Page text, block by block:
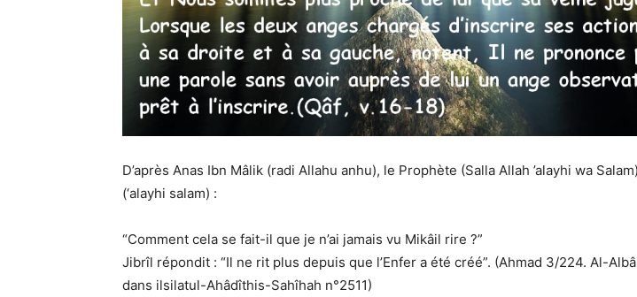
D’après Anas Ibn Mâlik (radi Allahu anhu), le Prophète (Salla Allah ’alayhi wa
(‘alayhi salam) :
“Comment cela se fait-il que je n’ai jamais vu Mikâil rire ?”
Jibrîl répondit : “Il ne rit plus depuis que l’Enfer a été créé”. (Ahmad 3/224. Al-
dans ilsilatul-Ahâdîthis-Sahîhah n°2511)